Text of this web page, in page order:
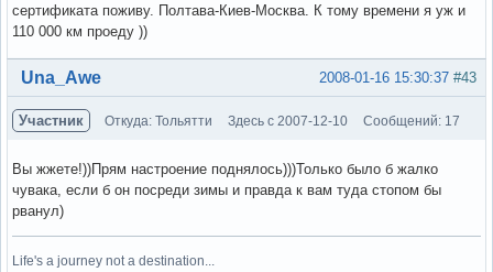
сертификата поживу. Полтава-Киев-Москва. К тому времени я уж и
110 000 км проеду ))
Вне форума #43
2008-01-16 15:30:37
Una_Awe
Участник Откуда: Тольятти Здесь с 2007-12-10 Сообщений: 17
Вы жжете!))Прям настроение поднялось)))Только было б жалко
чувака, если б он посреди зимы и правда к вам туда стопом бы
рванул)
Life's a journey not a destination...